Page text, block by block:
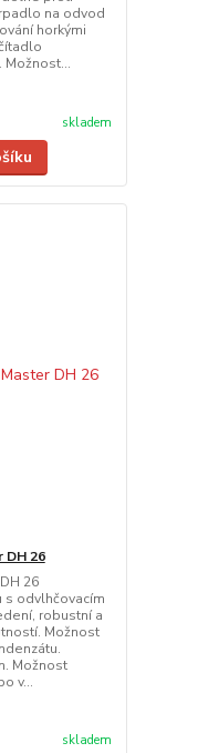
na odvod
horkými
skladem
26
26
s odvlhčovacím
robustní a
Možnost
Možnost
v...
skladem